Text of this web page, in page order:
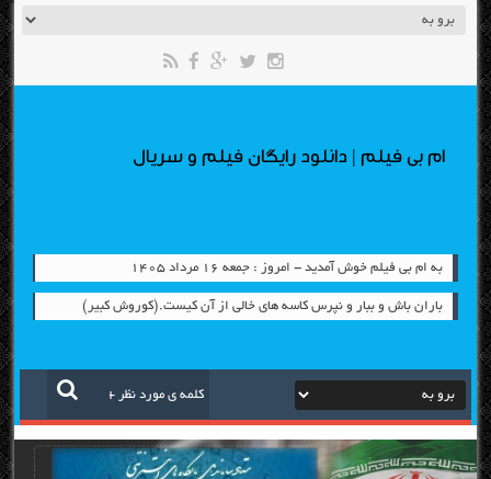
ام بی فیلم | دانلود رایگان فیلم و سریال
به ام بی فیلم خوش آمدید - امروز : جمعه ۱۶ مرداد ۱۴۰۵
باران باش و ببار و نپرس کاسه های خالی از آن کیست.(کوروش کبیر)